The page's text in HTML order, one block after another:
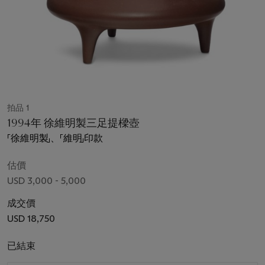
拍品 1
1994年 徐維明製三足提樑壺
「徐維明製」、「維明」印款
估價
USD 3,000 - 5,000
成交價
USD 18,750
已結束